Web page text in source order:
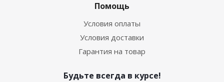
Помощь
Условия оплаты
Условия доставки
Гарантия на товар
Будьте всегда в курсе!